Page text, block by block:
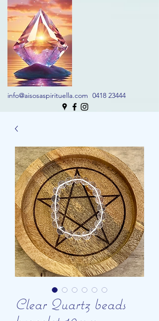
info@aisosaspirituella.com 0418 23444
Clear Quartz beads